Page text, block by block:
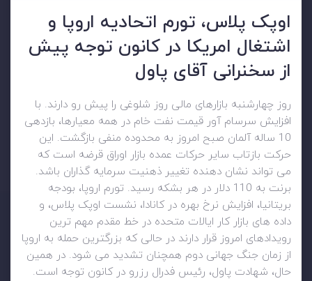
اوپک پلاس، تورم اتحادیه اروپا و
اشتغال امریکا در کانون توجه پیش
از سخنرانی آقای پاول
روز چهارشنبه بازارهای مالی روز شلوغی را پیش رو دارند. با
افزایش سرسام آور قیمت نفت خام در همه معیارها، بازدهی
10 ساله آلمان صبح امروز به محدوده منفی بازگشت. این
حرکت بازتاب سایر حرکات عمده بازار اوراق قرضه است که
می تواند نشان دهنده تغییر ذهنیت سرمایه گذاران باشد.
برنت به 110 دلار در هر بشکه رسید. تورم اروپا، بودجه
بریتانیا، افزایش نرخ بهره در کانادا، نشست اوپک پلاس، و
داده های بازار کار ایالات متحده در خط مقدم مهم ترین
رویدادهای امروز قرار دارند در حالی که بزرگترین حمله به اروپا
از زمان جنگ جهانی دوم همچنان تشدید می شود. در همین
حال، شهادت پاول، رئیس فدرال رزرو در کانون توجه است.